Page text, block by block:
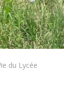
du Lycée